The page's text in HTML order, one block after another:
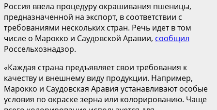
Россия ввела процедуру окрашивания пшеницы,
предназначенной на экспорт, в соответствии с
требованиями нескольких стран. Речь идет в том
числе о Марокко и Саудовской Аравии, сообщил
Россельхознадзор.
«Каждая страна предъявляет свои требования к
качеству и внешнему виду продукции. Например,
Марокко и Саудовская Аравия устанавливают особые
условия по окраске зерна или колорированию. Чаще